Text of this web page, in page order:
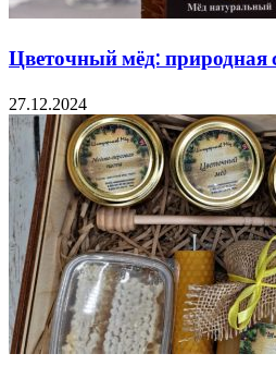
Цветочный мёд: природная
27.12.2024